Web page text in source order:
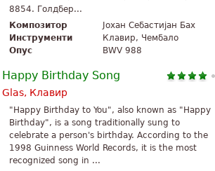
8854. Голдбер...
Композитор
Јохан Себастијан Бах
Инструменти
Клавир, Чембало
Опус
BWV 988
Happy Birthday Song
Glas, Клавир
"Happy Birthday to You", also known as "Happy
Birthday", is a song traditionally sung to
celebrate a person's birthday. According to the
1998 Guinness World Records, it is the most
recognized song in ...